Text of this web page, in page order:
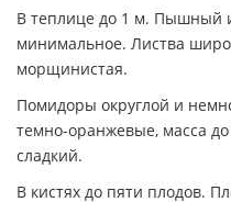
В теплице до 1 м. Пышный
минимальное. Листва
морщинистая.
Помидоры округлой и
темно-оранжевые, масса
сладкий.
В кистях до пяти плодов.